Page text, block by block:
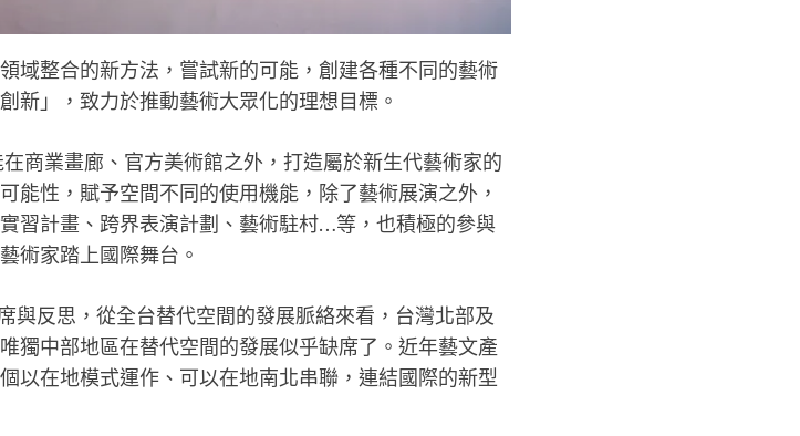
域整合的新方法，嘗試新的可能，創建各種不同的藝術
新」，致力於推動藝術大眾化的理想目標。
商業畫廊、官方美術館之外，打造屬於新生代藝術家的
能性，賦予空間不同的使用機能，除了藝術展演之外，
習計畫、跨界表演計劃、藝術駐村…等，也積極的參與
術家踏上國際舞台。
反思，從全台替代空間的發展脈絡來看，台灣北部及
獨中部地區在替代空間的發展似乎缺席了。近年藝文產
以在地模式運作、可以在地南北串聯，連結國際的新型